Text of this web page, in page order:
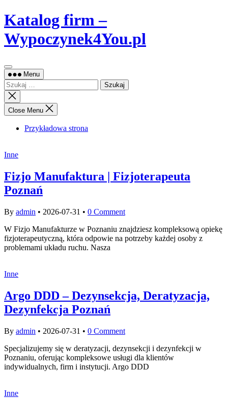
Skip
to
content
Katalog firm –
Wypoczynek4You.pl
Menu
Szukaj:
Close
search
Close Menu
Przykładowa strona
Inne
Fizjo Manufaktura | Fizjoterapeuta
Poznań
By admin • 2026-07-31 • 0 Comment
W Fizjo Manufakturze w Poznaniu znajdziesz kompleksową opiekę
fizjoterapeutyczną, która odpowie na potrzeby każdej osoby z
problemami układu ruchu. Nasza
Inne
Argo DDD – Dezynsekcja, Deratyzacja,
Dezynfekcja Poznań
By admin • 2026-07-31 • 0 Comment
Specjalizujemy się w deratyzacji, dezynsekcji i dezynfekcji w
Poznaniu, oferując kompleksowe usługi dla klientów
indywidualnych, firm i instytucji. Argo DDD
Inne